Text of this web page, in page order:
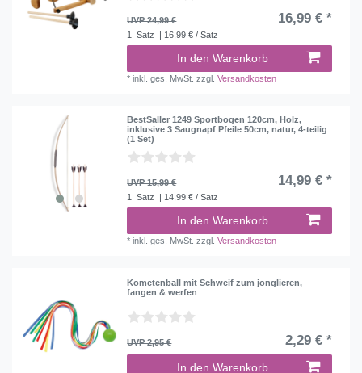
UVP 24,99 € 16,99 € *
1 Satz | 16,99 € / Satz
In den Warenkorb
*inkl. ges. MwSt. zzgl.Versandkosten
BestSaller 1249 Sportbogen 120cm, Holz,
inklusive 3 Saugnapf Pfeile 50cm, natur, 4-teilig
(1 Set)
UVP 15,99 € 14,99 € *
1 Satz | 14,99 € / Satz
In den Warenkorb
*inkl. ges. MwSt. zzgl.Versandkosten
Kometenball mit Schweif zum jonglieren,
fangen & werfen
UVP 2,95 € 2,29 € *
In den Warenkorb